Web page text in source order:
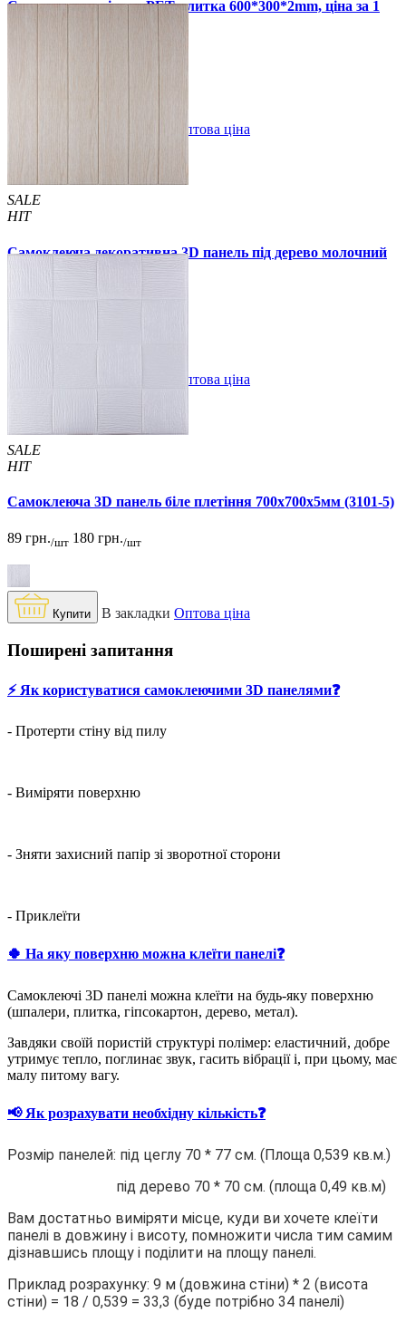
Самоклеюча стінова PET плитка 600*300*2mm, ціна за 1
Оптова ціна
SALE
HIT
Самоклеюча декоративна 3D панель під дерево молочний
дуб 700x700x5мм
160 грн.
Оптова ціна
SALE
HIT
Самоклеюча 3D панель біле плетіння 700x700x5мм (3101-5)
89 грн./шт 180 грн./шт
Купити В закладки Оптова ціна
Поширені запитання
⚡️ Як користуватися самоклеючими 3D панелями❓
- Протерти стіну від пилу
- Виміряти поверхню
- Зняти захисний папір зі зворотної сторони
- Приклеїти
🍀 На яку поверхню можна клеїти панелі❓
Самоклеючі 3D панелі можна клеїти на будь-яку поверхню
(шпалери, плитка, гіпсокартон, дерево, метал).
Завдяки своїй пористій структурі полімер: еластичний, добре
утримує тепло, поглинає звук, гасить вібрації і, при цьому, має
малу питому вагу.
📢 Як розрахувати необхідну кількість❓
Розмір панелей: під цеглу 70 * 77 см. (Площа 0,539 кв.м.)
під дерево 70 * 70 см. (площа 0,49 кв.м)
Вам достатньо виміряти місце, куди ви хочете клеїти
панелі в довжину і висоту, помножити числа тим самим
дізнавшись площу і поділити на площу панелі.
Приклад розрахунку: 9 м (довжина стіни) * 2 (висота
стіни) = 18 / 0,539 = 33,3 (буде потрібно 34 панелі)